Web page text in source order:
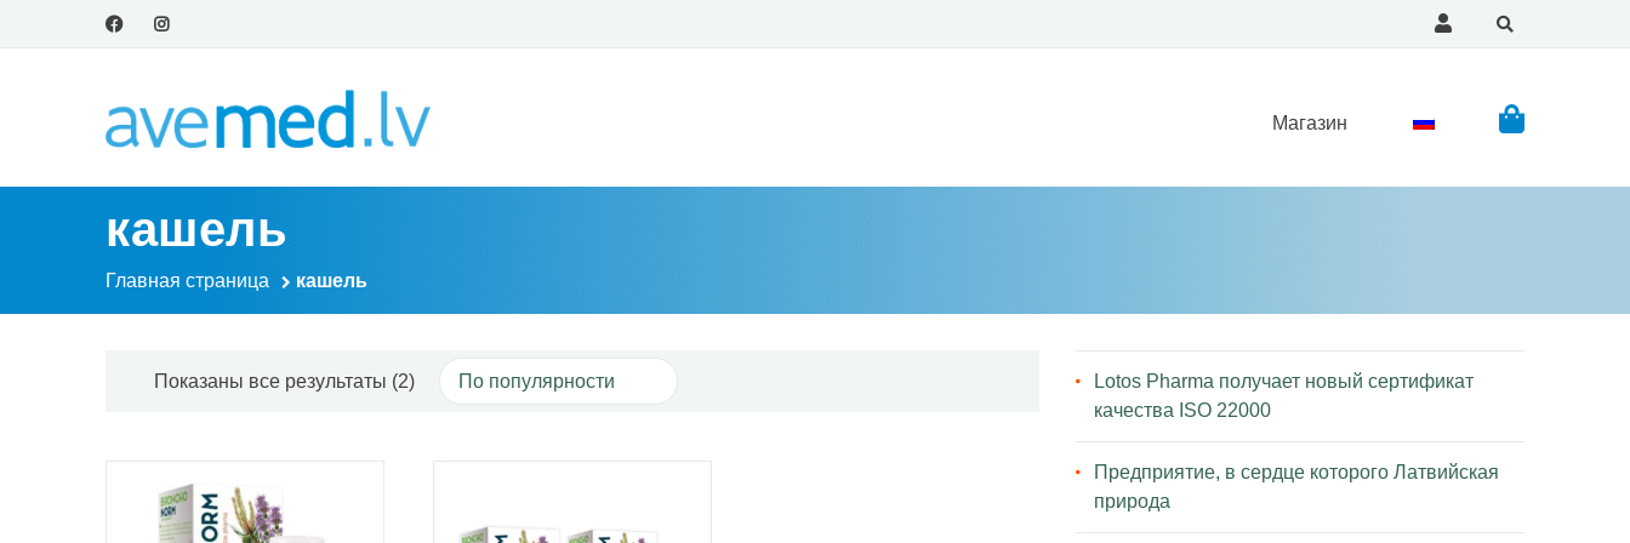
Магазин
кашель
Главная страница кашель
Показаны все результаты (2)Сортировка: по популярности
Подробнее Подробнее
Lotos Pharma получает новый сертификат
качества ISO 22000
Предприятие, в сердце которого Латвийская
природа